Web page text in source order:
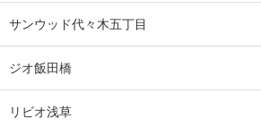
サンウッド代々木五丁目
ジオ飯田橋
リビオ浅草